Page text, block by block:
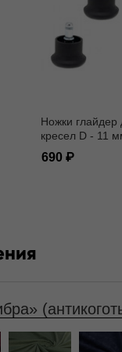
Ножки глайдер
кресел D - 11
690